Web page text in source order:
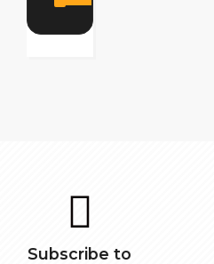
Subscribe to